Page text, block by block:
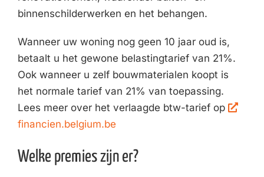
binnenschilderwerken en het behangen.
Wanneer uw woning nog geen 10 jaar oud is,
betaalt u het gewone belastingtarief van 21%.
Ook wanneer u zelf bouwmaterialen koopt is
het normale tarief van 21% van toepassing.
Lees meer over het verlaagde btw-tarief op
financien.belgium.be
Welke premies zijn er?